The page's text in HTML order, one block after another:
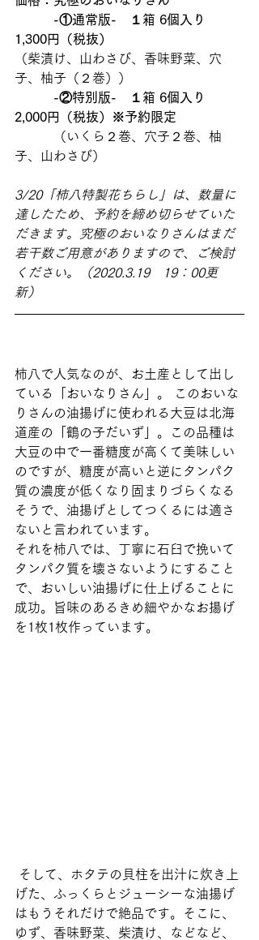
-①通常版-　１箱 6個入り
1,300円（税抜）
（柴漬け、山わさび、香味野菜、穴
子、柚子（２巻））
-②特別版-　１箱 6個入り
2,000円（税抜）※予約限定
（いくら２巻、穴子２巻、柚
子、山わさび）
3/20「柿八特製花ちらし」は、数量に
達したため、予約を締め切らせていた
だきます。究極のおいなりさんはまだ
若干数ご用意がありますので、ご検討
ください。（2020.3.19　19：00更
新）
柿八で人気なのが、お土産として出し
ている「おいなりさん」。 このおいな
りさんの油揚げに使われる大豆は北海
道産の「鶴の子だいず」。この品種は
大豆の中で一番糖度が高くて美味しい
のですが、糖度が高いと逆にタンパク
質の濃度が低くなり固まりづらくなる
そうで、油揚げとしてつくるには適さ
ないと言われています。
それを柿八では、丁寧に石臼で挽いて
タンパク質を壊さないようにすること
で、おいしい油揚げに仕上げることに
成功。旨味のあるきめ細やかなお揚げ
を1枚1枚作っています。
げた、ふっくらとジューシーな油揚げ
はもうそれだけで絶品です。そこに、
ゆず、香味野菜、柴漬け、などなど、